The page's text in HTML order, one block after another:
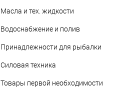
Масла и тех. жидкости
Водоснабжение и полив
Принадлежности для рыбалки
Силовая техника
Товары первой необходимости